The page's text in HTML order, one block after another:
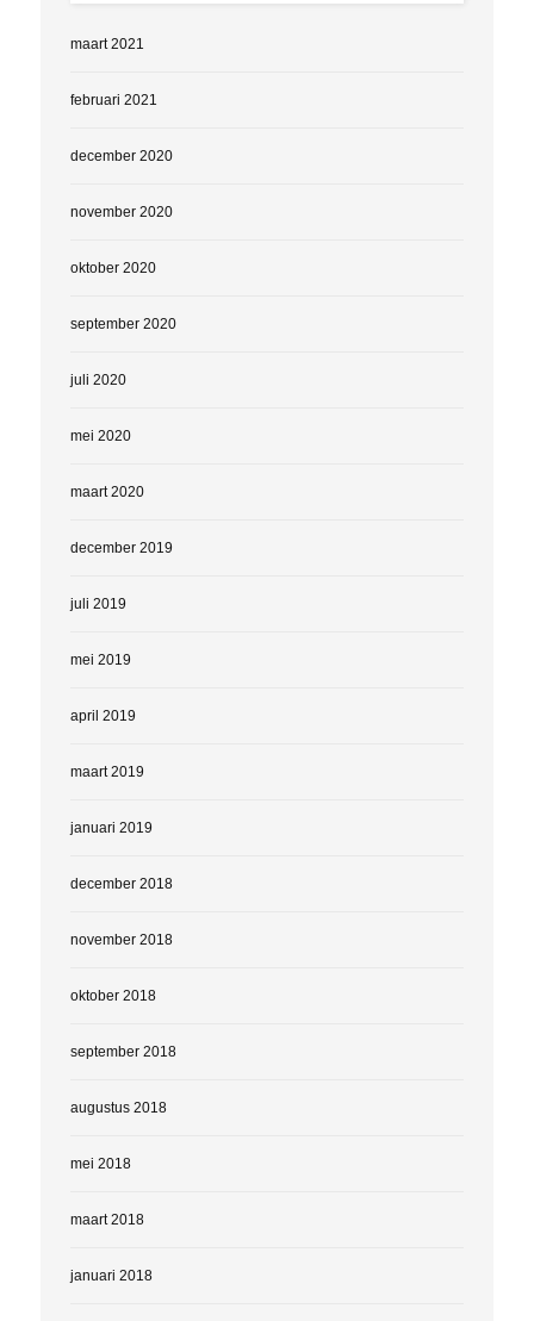
maart 2021
februari 2021
december 2020
november 2020
oktober 2020
september 2020
juli 2020
mei 2020
maart 2020
december 2019
juli 2019
mei 2019
april 2019
maart 2019
januari 2019
december 2018
november 2018
oktober 2018
september 2018
augustus 2018
mei 2018
maart 2018
januari 2018